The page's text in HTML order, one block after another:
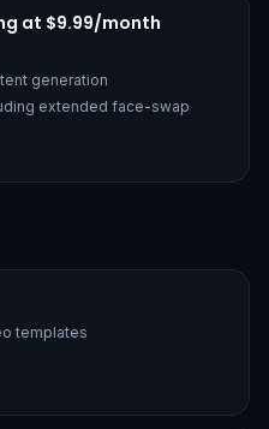
at $9.99/month
generation
extended face-swap
templates